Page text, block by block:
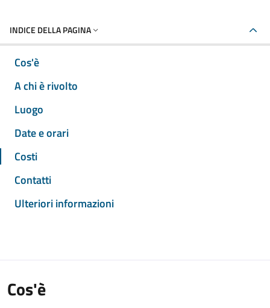
INDICE DELLA PAGINA
Cos'è
A chi è rivolto
Luogo
Date e orari
Costi
Contatti
Ulteriori informazioni
Cos'è